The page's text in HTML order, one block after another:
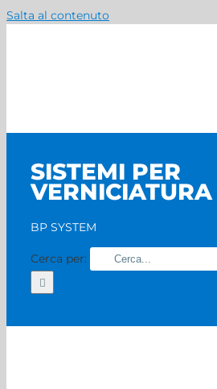
Salta al contenuto
SISTEMI PER
VERNICIATURA
BP SYSTEM
Cerca per: